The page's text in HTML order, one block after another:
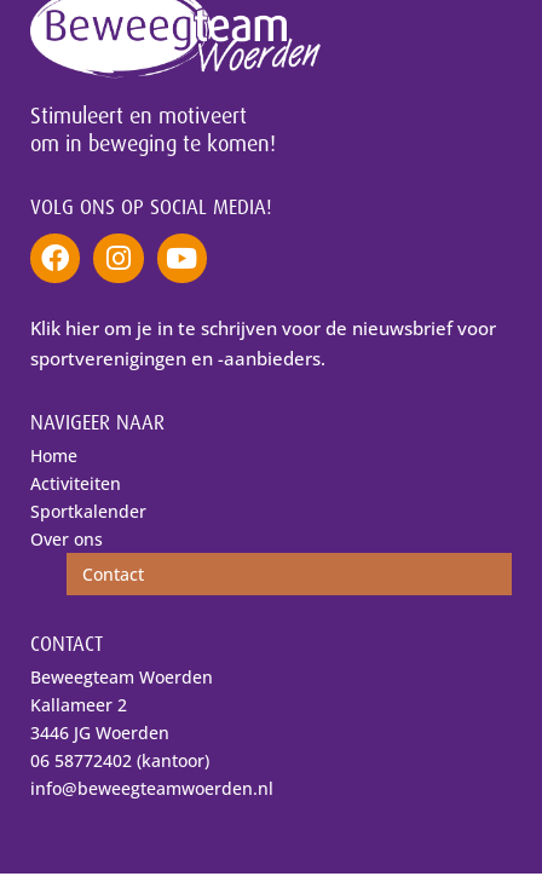
Stimuleert en motiveert
om in beweging te komen!
VOLG ONS OP SOCIAL MEDIA!
Klik hier om je in te schrijven voor de nieuwsbrief voor
sportverenigingen en -aanbieders.
NAVIGEER NAAR
Home
Activiteiten
Sportkalender
Over ons
Contact
CONTACT
Beweegteam Woerden
Kallameer 2
3446 JG Woerden
06 58772402 (kantoor)
info@beweegteamwoerden.nl